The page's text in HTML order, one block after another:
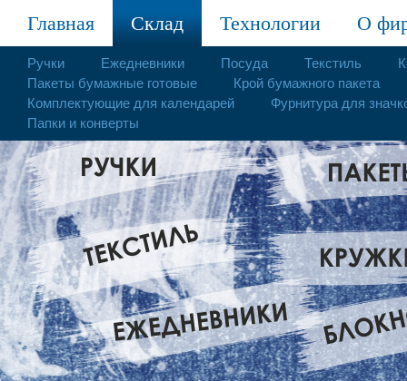
Главная Склад Технологии О
Ручки Ежедневники Посуда Текстиль
Пакеты бумажные готовые
Крой бумажного пакета
Комплектующие для календарей
Фурнитура для
Папки и конверты